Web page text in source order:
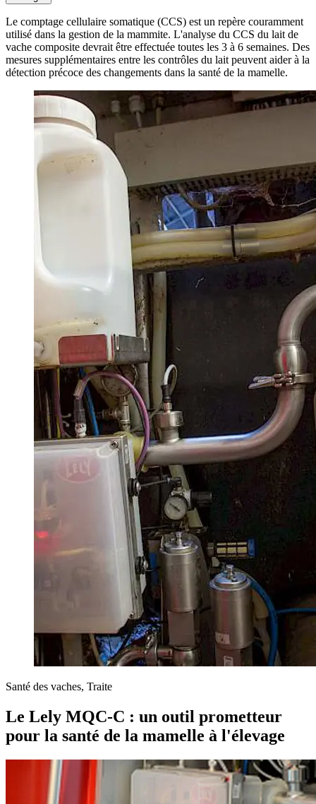
Le comptage cellulaire somatique (CCS) est un repère couramment
utilisé dans la gestion de la mammite. L'analyse du CCS du lait de
vache composite devrait être effectuée toutes les 3 à 6 semaines. Des
mesures supplémentaires entre les contrôles du lait peuvent aider à la
détection précoce des changements dans la santé de la mamelle.
Santé des vaches, Traite
Le Lely MQC-C : un outil prometteur
pour la santé de la mamelle à l'élevage